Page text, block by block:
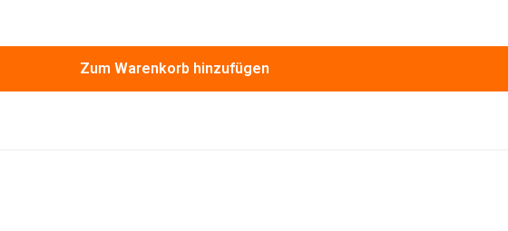
Zum Warenkorb hinzufügen